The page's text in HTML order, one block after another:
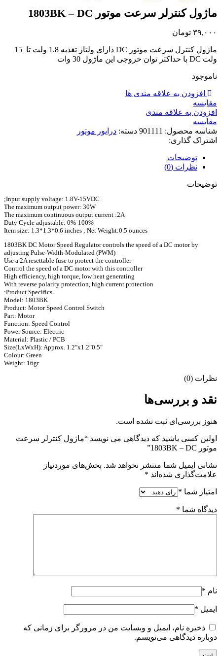
ماژول کنترلر سرعت موتور 1803BK – DC
۳۹,۰۰۰ تومان
ماژول کنترل سرعت موتور DC دارای ولتاز تغذیه 1.8 ولت تا 15
ولت DC با حداکثر توان خروجی این ماژول 30 وات
ناموجود
افزودن به علاقه مندی ها
مقايسه
افزودن به علاقه مندی
مقایسه
شناسه محصول: 901111 دسته: درایور موتور
اشتراک گذاری:
توضیحات
نظرات (0)
توضیحات
Input supply voltage: 1.8V-15VDC;
The maximum output power: 30W
The maximum continuous output current :2A
Duty Cycle adjustable: 0%-100%
Item size: 1.3*1.3*0.6 inches ; Net Weight:0.5 ounces
1803BK DC Motor Speed Regulator controls the speed of a DC motor by
adjusting Pulse-Width-Modulated (PWM)
Use a 2A resettable fuse to protect the controller
Control the speed of a DC motor with this controller
High efficiency, high torque, low heat generating
With reverse polarity protection, high current protection
Product Specifics:
Model: 1803BK
Product: Motor Speed Control Switch
Part: Motor
Function: Speed Control
Power Source: Electric
Material: Plastic / PCB
Size(LxWxH): Approx. 1.2″x1.2″0.5″
Colour: Green
Weight: 16gr
نظرات (0)
نقد و بررسی‌ها
هنوز بررسی‌ای ثبت نشده است.
اولین کسی باشید که دیدگاهی می نویسد “ماژول کنترلر سرعت
موتور 1803BK – DC”
نشانی ایمیل شما منتشر نخواهد شد. بخش‌های موردنیاز
علامت‌گذاری شده‌اند *
امتیاز شما *
دیدگاه شما *
نام *
ایمیل *
ذخیره نام، ایمیل و وبسایت من در مرورگر برای زمانی که
دوباره دیدگاهی می‌نویسم.